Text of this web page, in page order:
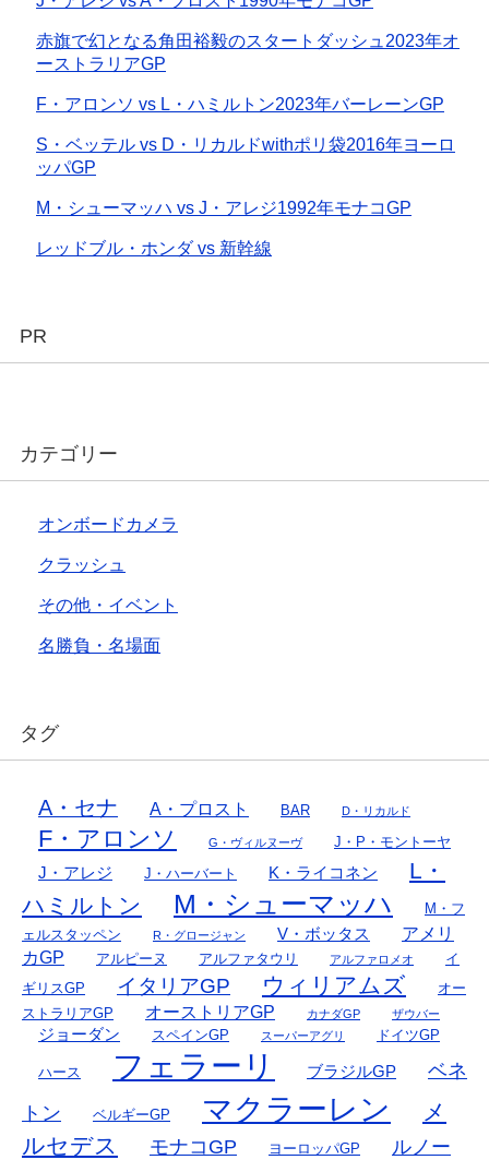
赤旗で幻となる角田裕毅のスタートダッシュ2023年オ
ーストラリアGP
F・アロンソ vs L・ハミルトン2023年バーレーンGP
S・ベッテル vs D・リカルドwithポリ袋2016年ヨーロ
ッパGP
M・シューマッハ vs J・アレジ1992年モナコGP
レッドブル・ホンダ vs 新幹線
PR
カテゴリー
オンボードカメラ
クラッシュ
その他・イベント
名勝負・名場面
タグ
A・セナ A・プロスト BAR D・リカルド
F・アロンソ G・ヴィルヌーヴ J・P・モントーヤ
J・アレジ J・ハーバート K・ライコネン
L・
ハミルトン
M・シューマッハ
M・フ
ェルスタッペン
R・グロージャン V・ボッタス
アメリ
カGP
アルピーヌ アルファタウリ アルファロメオ
イ
ギリスGP
イタリアGP ウィリアムズ
オー
ストラリアGP
オーストリアGP カナダGP ザウバー
ジョーダン スペインGP スーパーアグリ ドイツGP
ハース フェラーリ ブラジルGP
ベネ
トン
ベルギーGP マクラーレン
メ
ルセデス
モナコGP ヨーロッパGP ルノー